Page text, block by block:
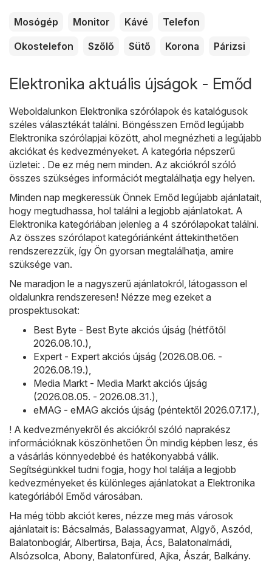
Mosógép Monitor Kávé
Telefon
Okostelefon
Szőlő Sütő Korona Párizsi
Elektronika aktuális újságok - Emőd
Weboldalunkon Elektronika szórólapok és katalógusok
széles választékát találni. Böngésszen Emőd legújabb
Elektronika szórólapjai között, ahol megnézheti a legújabb
akciókat és kedvezményeket. A kategória népszerű
üzletei: . De ez még nem minden. Az akciókról szóló
összes szükséges információt megtalálhatja egy helyen.
Minden nap megkeressük Önnek Emőd legújabb ajánlatait,
hogy megtudhassa, hol találni a legjobb ajánlatokat. A
Elektronika kategóriában jelenleg a 4 szórólapokat találni.
Az összes szórólapot kategóriánként áttekinthetően
rendszerezzük, így Ön gyorsan megtalálhatja, amire
szüksége van.
Ne maradjon le a nagyszerű ajánlatokról, látogasson el
oldalunkra rendszeresen! Nézze meg ezeket a
prospektusokat:
Best Byte - Best Byte akciós újság (hétfőtől
2026.08.10.)
Expert - Expert akciós újság (2026.08.06. -
2026.08.19.)
Media Markt - Media Markt akciós újság
(2026.08.05. - 2026.08.31.)
eMAG - eMAG akciós újság (péntektől 2026.07.17.)
! A kedvezményekről és akciókról szóló naprakész
információknak köszönhetően Ön mindig képben lesz, és
a vásárlás könnyedebbé és hatékonyabbá válik.
Segítségünkkel tudni fogja, hogy hol találja a legjobb
kedvezményeket és különleges ajánlatokat a Elektronika
kategóriából Emőd városában.
Ha még több akciót keres, nézze meg más városok
ajánlatait is: Bácsalmás Balassagyarmat Algyő Aszód
Balatonboglár, Albertirsa Baja Ács Balatonalmádi
Alsózsolca Abony, Balatonfüred Ajka Ászár, Balkány.